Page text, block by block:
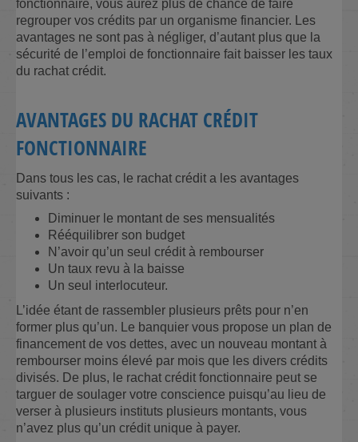
fonctionnaire, vous aurez plus de chance de faire
regrouper vos crédits par un organisme financier. Les
avantages ne sont pas à négliger, d’autant plus que la
sécurité de l’emploi de fonctionnaire fait baisser les taux
du rachat crédit.
AVANTAGES DU RACHAT CRÉDIT
FONCTIONNAIRE
Dans tous les cas, le rachat crédit a les avantages
suivants :
Diminuer le montant de ses mensualités
Rééquilibrer son budget
N’avoir qu’un seul crédit à rembourser
Un taux revu à la baisse
Un seul interlocuteur.
L’idée étant de rassembler plusieurs prêts pour n’en
former plus qu’un. Le banquier vous propose un plan de
financement de vos dettes, avec un nouveau montant à
rembourser moins élevé par mois que les divers crédits
divisés. De plus, le rachat crédit fonctionnaire peut se
targuer de soulager votre conscience puisqu’au lieu de
verser à plusieurs instituts plusieurs montants, vous
n’avez plus qu’un crédit unique à payer.